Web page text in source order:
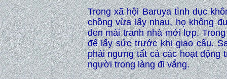
Trong xã hội Baruya tình dục
chồng vừa lấy nhau, họ không
đen mái tranh nhà mới lợp.
để lấy sức trước khi giao cấu.
phải ngưng tất cả các hoạt động
người trong làng đi vắng.